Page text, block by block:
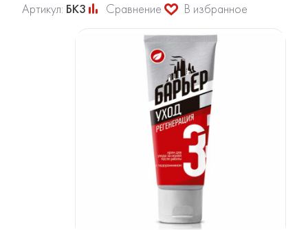
Артикул: БК3 Сравнение В избранное